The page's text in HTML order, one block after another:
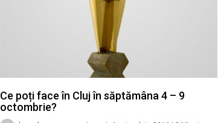
Ce poți face în Cluj în săptămâna 4 – 9
octombrie?